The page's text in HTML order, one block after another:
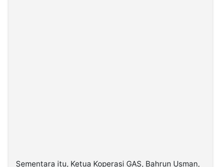
Sementara itu, Ketua Koperasi GAS, Bahrun Usman,